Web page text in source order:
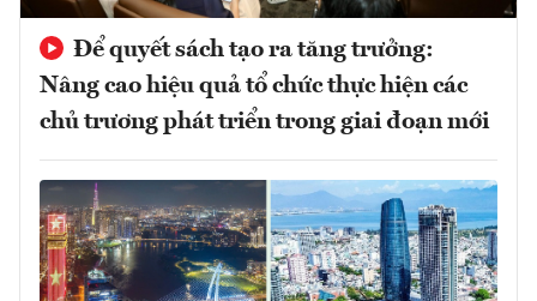
Để quyết sách tạo ra tăng trưởng:
Nâng cao hiệu quả tổ chức thực hiện các
chủ trương phát triển trong giai đoạn mới